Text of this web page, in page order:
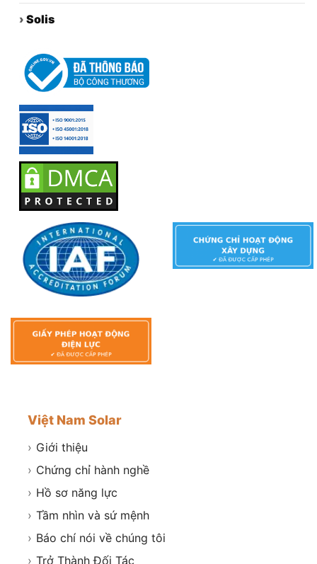
› Solis
Việt Nam Solar
› Giới thiệu
› Chứng chỉ hành nghề
› Hồ sơ năng lực
› Tầm nhìn và sứ mệnh
› Báo chí nói về chúng tôi
› Trở Thành Đối Tác